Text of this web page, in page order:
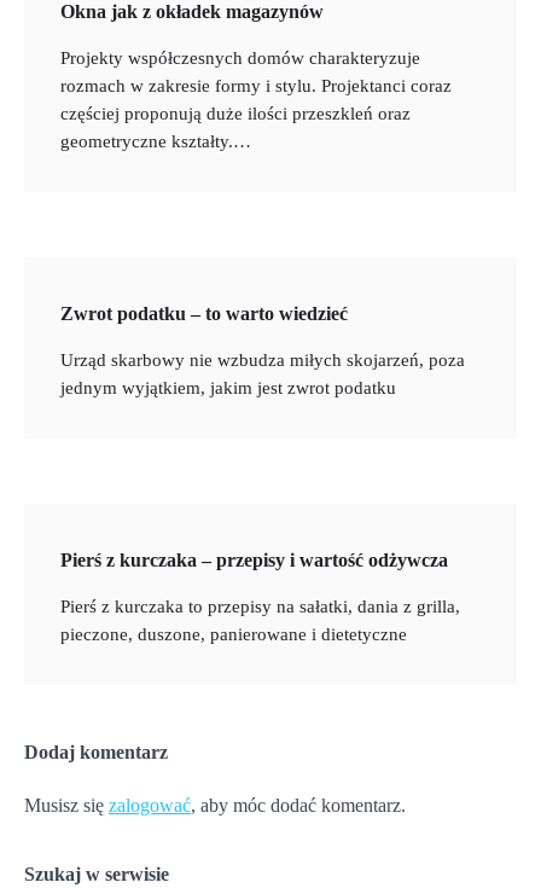
Okna jak z okładek magazynów
Projekty współczesnych domów charakteryzuje
rozmach w zakresie formy i stylu. Projektanci coraz
częściej proponują duże ilości przeszkleń oraz
geometryczne kształty.…
Zwrot podatku – to warto wiedzieć
Urząd skarbowy nie wzbudza miłych skojarzeń, poza
jednym wyjątkiem, jakim jest zwrot podatku
Pierś z kurczaka – przepisy i wartość odżywcza
Pierś z kurczaka to przepisy na sałatki, dania z grilla,
pieczone, duszone, panierowane i dietetyczne
Dodaj komentarz
Musisz się zalogować, aby móc dodać komentarz.
Szukaj w serwisie